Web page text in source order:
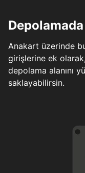
Depolamada
Anakart üzerinde
girişlerine ek
depolama alanını
saklayabilirsin.